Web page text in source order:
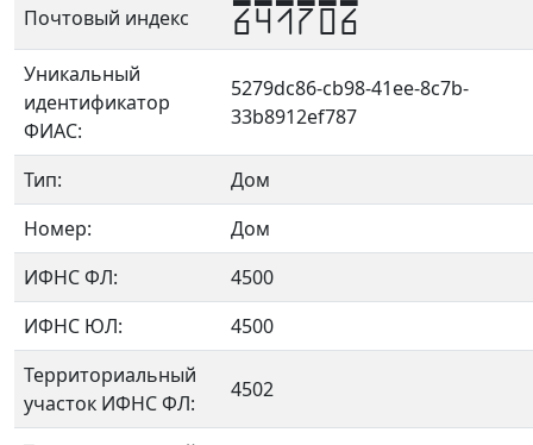
Почтовый индекс 641706
Уникальный
идентификатор
ФИАС:
5279dc86-cb98-41ee-8c7b-
33b8912ef787
Тип:
Дом
Номер:
Дом
ИФНС ФЛ:
4500
ИФНС ЮЛ:
4500
Территориальный
участок ИФНС ФЛ:
4502